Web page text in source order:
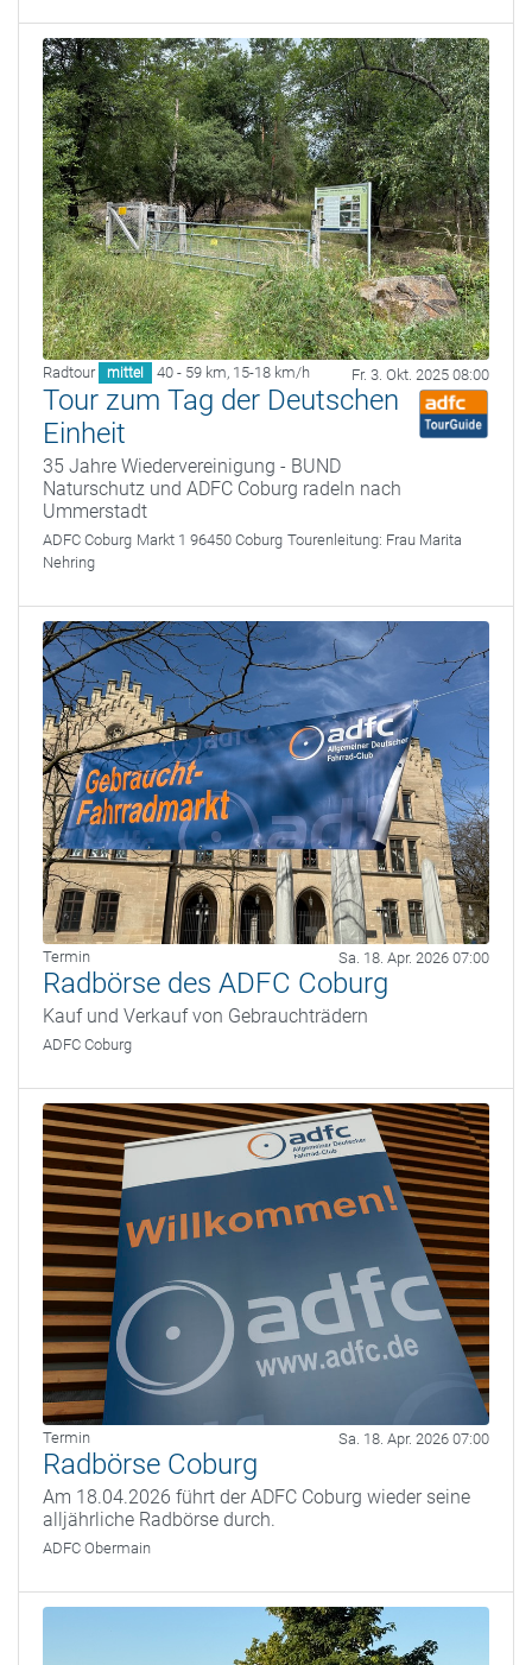
Radtour mittel 40 - 59 km, 15-18 km/h Fr. 3. Okt. 2025 08:00
Tour zum Tag der Deutschen
Einheit
35 Jahre Wiedervereinigung - BUND
Naturschutz und ADFC Coburg radeln nach
Ummerstadt
ADFC Coburg Markt 1 96450 Coburg Tourenleitung: Frau Marita
Nehring
Termin Sa. 18. Apr. 2026 07:00
Radbörse des ADFC Coburg
Kauf und Verkauf von Gebrauchträdern
ADFC Coburg
Termin Sa. 18. Apr. 2026 07:00
Radbörse Coburg
Am 18.04.2026 führt der ADFC Coburg wieder seine
alljährliche Radbörse durch.
ADFC Obermain